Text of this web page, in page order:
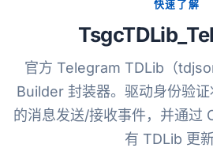
快速了解
官方 Telegram TDLib（
Builder 封装器。驱动身份验
的消息发送/接收事件，并通过
有 TDLib 更新